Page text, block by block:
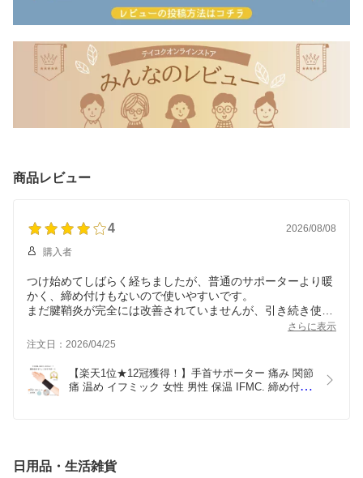
商品レビュー
4 2026/08/08
購入者
つけ始めてしばらく経ちましたが、普通のサポーターより暖
かく、締め付けもないので使いやすいです。
まだ腱鞘炎が完全には改善されていませんが、引き続き使っ
夏場は暑いので、あまりつけられません。
さらに表示
注文日：2026/04/25
【楽天1位★12冠獲得！】手首サポーター 痛み 関節
痛 温め イフミック 女性 男性 保温 IFMC. 締め付け
日用品・生活雑貨